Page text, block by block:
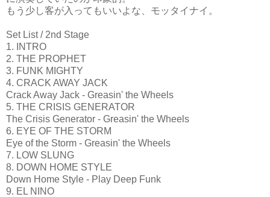
もう少し客が入ってもいいよな、モッタイナイ。
Set List / 2nd Stage
1. INTRO
2. THE PROPHET
3. FUNK MIGHTY
4. CRACK AWAY JACK
Crack Away Jack - Greasin' the Wheels
5. THE CRISIS GENERATOR
The Crisis Generator - Greasin' the Wheels
6. EYE OF THE STORM
Eye of the Storm - Greasin' the Wheels
7. LOW SLUNG
8. DOWN HOME STYLE
Down Home Style - Play Deep Funk
9. EL NINO